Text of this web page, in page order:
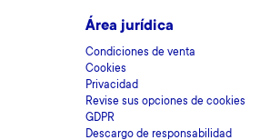
Área jurídica
Condiciones de venta
Cookies
Privacidad
Revise sus opciones de cookies
GDPR
Descargo de responsabilidad